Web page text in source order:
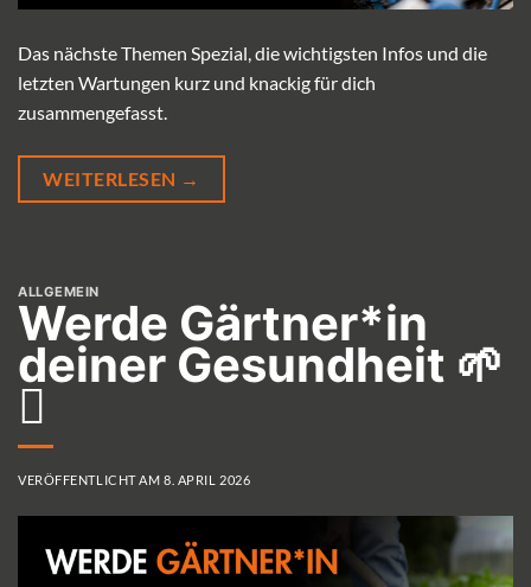
Das nächste Themen Spezial, die wichtigsten Infos und die
letzten Wartungen kurz und knackig für dich
zusammengefasst.
WEITERLESEN →
ALLGEMEIN
Werde Gärtner*in
deiner Gesundheit 🌱
🪏
VERÖFFENTLICHT AM8. APRIL 2026